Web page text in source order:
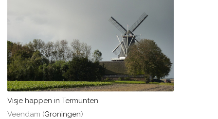
Visje happen in Termunten
Veendam (Groningen)